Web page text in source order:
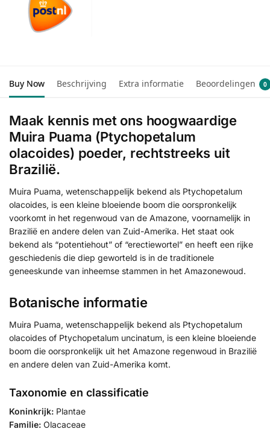
Buy Now Beschrijving Extra informatie Beoordelingen 0
Maak kennis met ons hoogwaardige
Muira Puama (Ptychopetalum
olacoides) poeder, rechtstreeks uit
Brazilië.
Muira Puama, wetenschappelijk bekend als Ptychopetalum
olacoides, is een kleine bloeiende boom die oorspronkelijk
voorkomt in het regenwoud van de Amazone, voornamelijk in
Brazilië en andere delen van Zuid-Amerika. Het staat ook
bekend als “potentiehout” of “erectiewortel” en heeft een rijke
geschiedenis die diep geworteld is in de traditionele
geneeskunde van inheemse stammen in het Amazonewoud.
Botanische informatie
Muira Puama, wetenschappelijk bekend als Ptychopetalum
olacoides of Ptychopetalum uncinatum, is een kleine bloeiende
boom die oorspronkelijk uit het Amazone regenwoud in Brazilië
en andere delen van Zuid-Amerika komt.
Taxonomie en classificatie
Koninkrijk: Plantae
Familie: Olacaceae